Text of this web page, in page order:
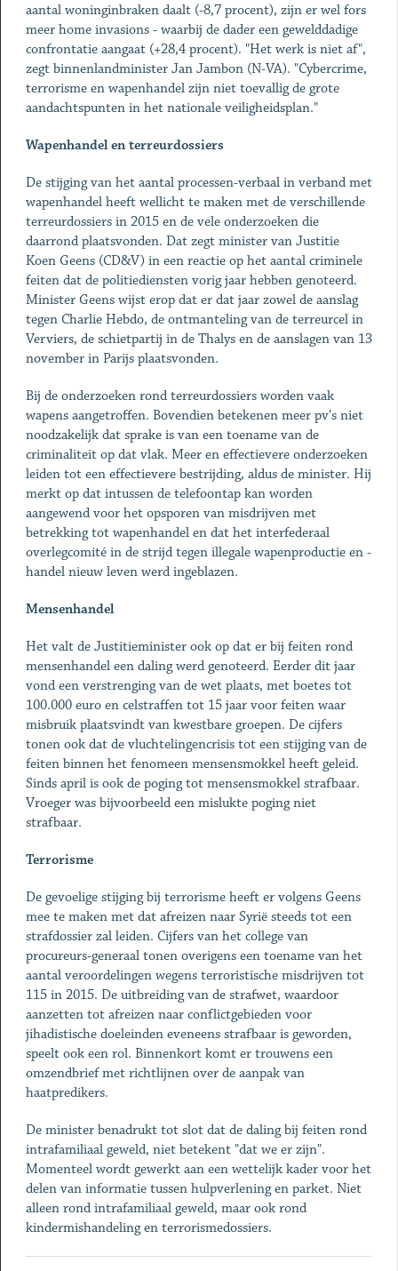
aantal woninginbraken daalt (-8,7 procent), zijn er wel fors
meer home invasions - waarbij de dader een gewelddadige
confrontatie aangaat (+28,4 procent). "Het werk is niet af",
zegt binnenlandminister Jan Jambon (N-VA). "Cybercrime,
terrorisme en wapenhandel zijn niet toevallig de grote
aandachtspunten in het nationale veiligheidsplan."
Wapenhandel en terreurdossiers
De stijging van het aantal processen-verbaal in verband met
wapenhandel heeft wellicht te maken met de verschillende
terreurdossiers in 2015 en de vele onderzoeken die
daarrond plaatsvonden. Dat zegt minister van Justitie
Koen Geens (CD&V) in een reactie op het aantal criminele
feiten dat de politiediensten vorig jaar hebben genoteerd.
Minister Geens wijst erop dat er dat jaar zowel de aanslag
tegen Charlie Hebdo, de ontmanteling van de terreurcel in
Verviers, de schietpartij in de Thalys en de aanslagen van 13
november in Parijs plaatsvonden.
Bij de onderzoeken rond terreurdossiers worden vaak
wapens aangetroffen. Bovendien betekenen meer pv's niet
noodzakelijk dat sprake is van een toename van de
criminaliteit op dat vlak. Meer en effectievere onderzoeken
leiden tot een effectievere bestrijding, aldus de minister. Hij
merkt op dat intussen de telefoontap kan worden
aangewend voor het opsporen van misdrijven met
betrekking tot wapenhandel en dat het interfederaal
overlegcomité in de strijd tegen illegale wapenproductie en -
handel nieuw leven werd ingeblazen.
Mensenhandel
Het valt de Justitieminister ook op dat er bij feiten rond
mensenhandel een daling werd genoteerd. Eerder dit jaar
vond een verstrenging van de wet plaats, met boetes tot
100.000 euro en celstraffen tot 15 jaar voor feiten waar
misbruik plaatsvindt van kwestbare groepen. De cijfers
tonen ook dat de vluchtelingencrisis tot een stijging van de
feiten binnen het fenomeen mensensmokkel heeft geleid.
Sinds april is ook de poging tot mensensmokkel strafbaar.
Vroeger was bijvoorbeeld een mislukte poging niet
strafbaar.
Terrorisme
De gevoelige stijging bij terrorisme heeft er volgens Geens
mee te maken met dat afreizen naar Syrië steeds tot een
strafdossier zal leiden. Cijfers van het college van
procureurs-generaal tonen overigens een toename van het
aantal veroordelingen wegens terroristische misdrijven tot
115 in 2015. De uitbreiding van de strafwet, waardoor
aanzetten tot afreizen naar conflictgebieden voor
jihadistische doeleinden eveneens strafbaar is geworden,
speelt ook een rol. Binnenkort komt er trouwens een
omzendbrief met richtlijnen over de aanpak van
haatpredikers.
De minister benadrukt tot slot dat de daling bij feiten rond
intrafamiliaal geweld, niet betekent "dat we er zijn".
Momenteel wordt gewerkt aan een wettelijk kader voor het
delen van informatie tussen hulpverlening en parket. Niet
alleen rond intrafamiliaal geweld, maar ook rond
kindermishandeling en terrorismedossiers.